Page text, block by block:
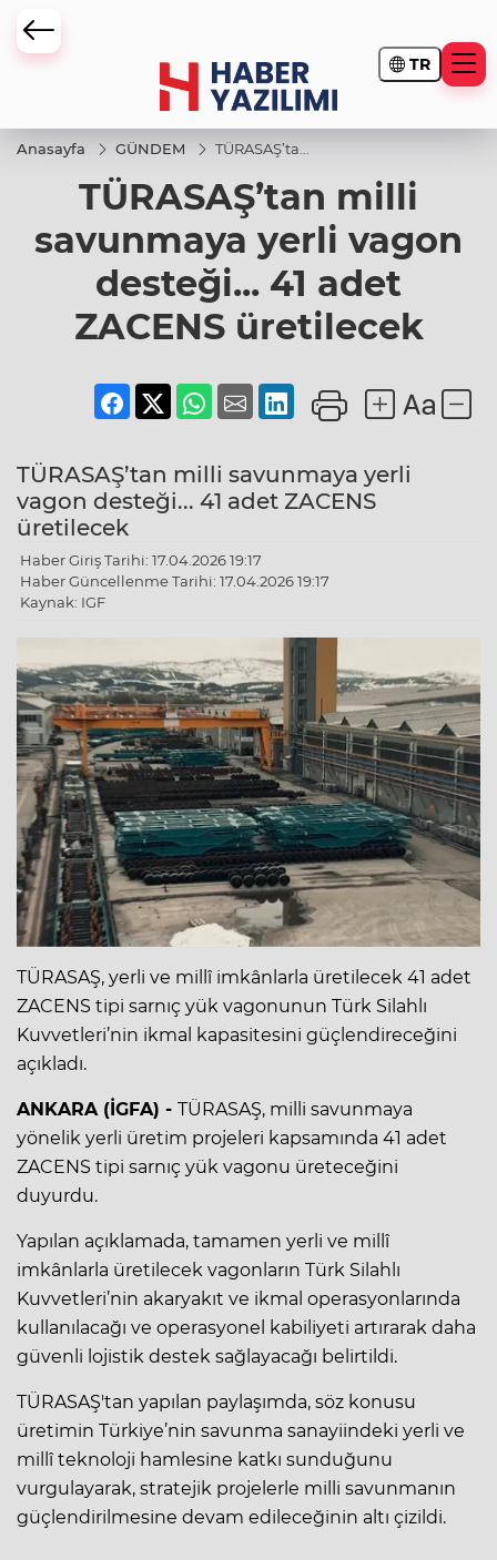
TR
Anasayfa GÜNDEM
TÜRASAŞ’tan
savunmaya
yerli vagon
desteği... 41
adet
ZACENS
üretilecek
TÜRASAŞ’tan milli
savunmaya yerli vagon
desteği... 41 adet
ZACENS üretilecek
TÜRASAŞ’tan milli savunmaya yerli
vagon desteği... 41 adet ZACENS
üretilecek
Haber Giriş Tarihi: 17.04.2026 19:17
Haber Güncellenme Tarihi: 17.04.2026 19:17
Kaynak: IGF
TÜRASAŞ, yerli ve millî imkânlarla üretilecek 41 adet
ZACENS tipi sarnıç yük vagonunun Türk Silahlı
Kuvvetleri’nin ikmal kapasitesini güçlendireceğini
açıkladı.
ANKARA (İGFA) - TÜRASAŞ, milli savunmaya
yönelik yerli üretim projeleri kapsamında 41 adet
ZACENS tipi sarnıç yük vagonu üreteceğini
duyurdu.
Yapılan açıklamada, tamamen yerli ve millî
imkânlarla üretilecek vagonların Türk Silahlı
Kuvvetleri’nin akaryakıt ve ikmal operasyonlarında
kullanılacağı ve operasyonel kabiliyeti artırarak daha
güvenli lojistik destek sağlayacağı belirtildi.
TÜRASAŞ'tan yapılan paylaşımda, söz konusu
üretimin Türkiye’nin savunma sanayiindeki yerli ve
millî teknoloji hamlesine katkı sunduğunu
vurgulayarak, stratejik projelerle milli savunmanın
güçlendirilmesine devam edileceğinin altı çizildi.